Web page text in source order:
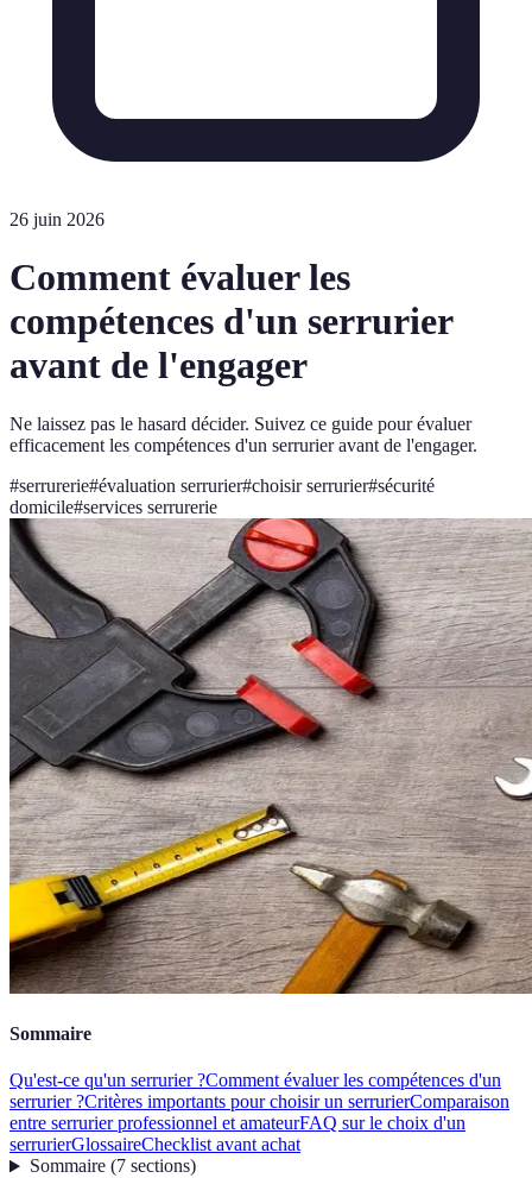
26 juin 2026
Comment évaluer les
compétences d'un serrurier
avant de l'engager
Ne laissez pas le hasard décider. Suivez ce guide pour évaluer
efficacement les compétences d'un serrurier avant de l'engager.
#serrurerie#évaluation serrurier#choisir serrurier#sécurité
domicile#services serrurerie
Sommaire
Qu'est-ce qu'un serrurier ?Comment évaluer les compétences d'un
serrurier ?Critères importants pour choisir un serrurierComparaison
entre serrurier professionnel et amateurFAQ sur le choix d'un
serrurierGlossaireChecklist avant achat
Sommaire(7 sections)